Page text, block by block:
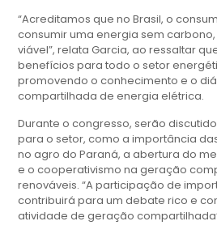
“Acreditamos que no Brasil, o
consumir uma energia sem
viável”, relata Garcia, ao ressaltar
benefícios para todo o setor
promovendo o conhecimento e o
compartilhada de energia elétrica.
Durante o congresso, serão
para o setor, como a importância
no agro do Paraná, a abertura do
e o cooperativismo na geração
renováveis. “A participação de
contribuirá para um debate rico e
atividade de geração